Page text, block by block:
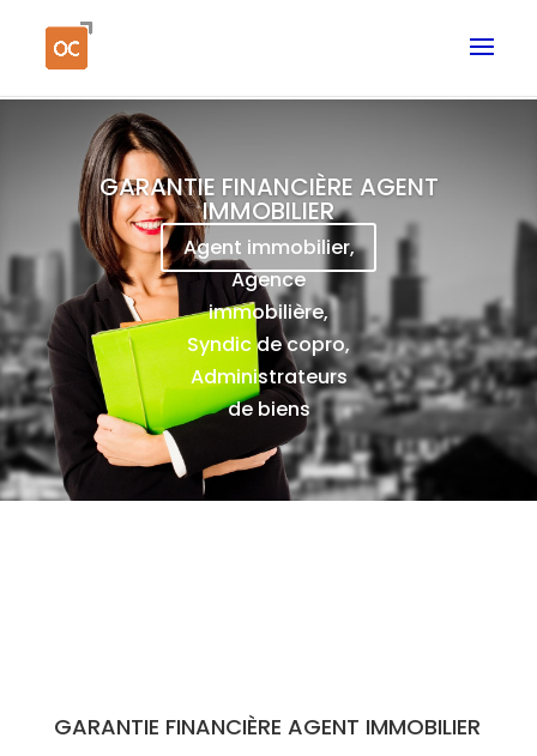
GARANTIE FINANCIÈRE AGENT
IMMOBILIER
Agent immobilier,
Agence
immobilière,
Syndic de copro,
Administrateurs
de biens
GARANTIE FINANCIÈRE AGENT IMMOBILIER